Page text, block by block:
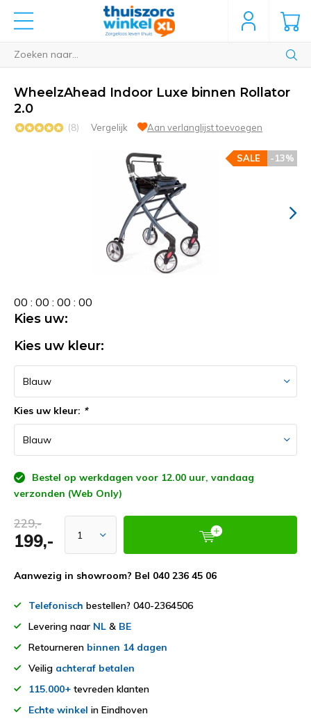
WheelzAhead Indoor Luxe binnen Rollator
2.0
(8) Vergelijk Aan verlanglijst toevoegen
-13%
SALE
00 : 00 : 00 : 00
Kies uw:
Kies uw kleur:
Kies uw kleur: *
Bestel op werkdagen voor 12.00 uur, vandaag
verzonden (Web Only)
229,-
199,-
Aanwezig in showroom? Bel 040 236 45 06
Telefonisch bestellen? 040-2364506
Levering naar NL & BE
Retourneren binnen 14 dagen
Veilig achteraf betalen
115.000+ tevreden klanten
Echte winkel in Eindhoven